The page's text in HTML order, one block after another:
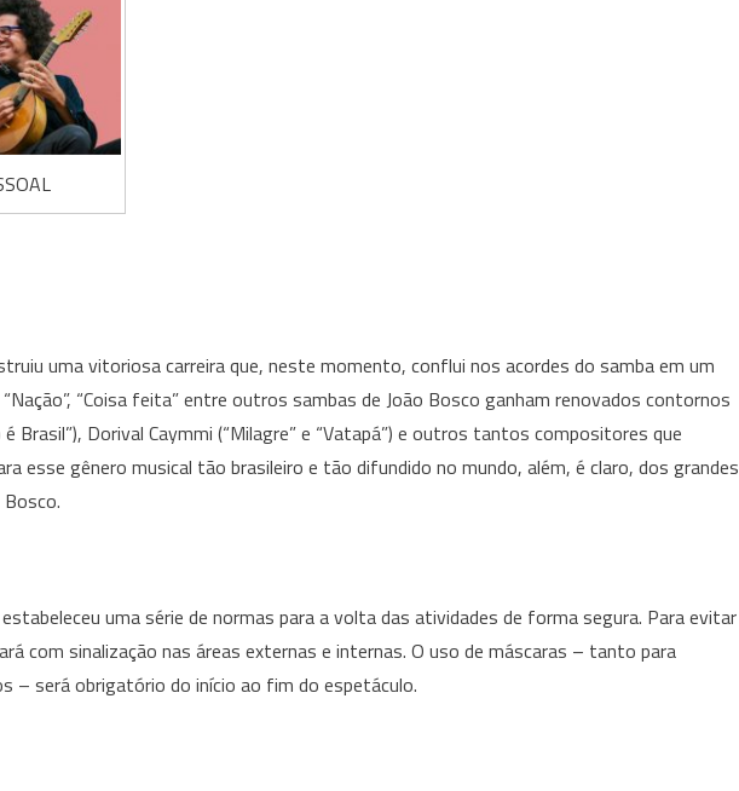
uma vitoriosa carreira que, neste momento, conflui nos acordes do samba em um
“Nação”, “Coisa feita” entre outros sambas de João Bosco ganham renovados contornos
Brasil”), Dorival Caymmi (“Milagre” e “Vatapá”) e outros tantos compositores que
esse gênero musical tão brasileiro e tão difundido no mundo, além, é claro, dos grandes
estabeleceu uma série de normas para a volta das atividades de forma segura. Para evitar
com sinalização nas áreas externas e internas. O uso de máscaras – tanto para
– será obrigatório do início ao fim do espetáculo.